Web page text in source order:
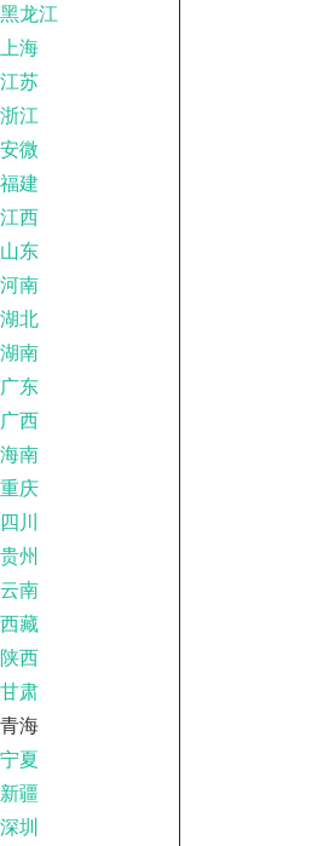
黑龙江
上海
江苏
浙江
安微
福建
江西
山东
河南
湖北
湖南
广东
广西
海南
重庆
四川
贵州
云南
西藏
陕西
甘肃
青海
宁夏
新疆
深圳